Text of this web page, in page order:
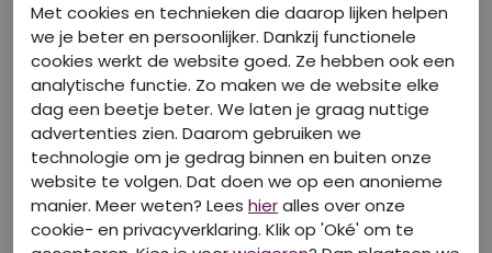
Met cookies en technieken die daarop lijken helpen
we je beter en persoonlijker. Dankzij functionele
cookies werkt de website goed. Ze hebben ook een
analytische functie. Zo maken we de website elke
dag een beetje beter. We laten je graag nuttige
advertenties zien. Daarom gebruiken we
technologie om je gedrag binnen en buiten onze
website te volgen. Dat doen we op een anonieme
manier. Meer weten? Lees hieralles over onze
cookie- en privacyverklaring. Klik op 'Oké' om te